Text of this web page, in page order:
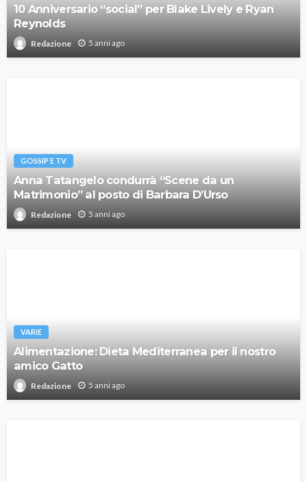
10 Anniversario “social” per Blake Lively e Ryan
Reynolds
Redazione 5 anni ago
GOSSIP E TV
Anna Tatangelo condurrà “Scene da un
Matrimonio” al posto di Barbara D’Urso
Redazione 5 anni ago
VARIE
Alimentazione: Dieta Mediterranea per il nostro
amico Gatto
Redazione 5 anni ago